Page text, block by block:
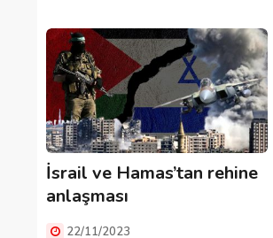
İsrail ve Hamas’tan rehine
anlaşması
22/11/2023